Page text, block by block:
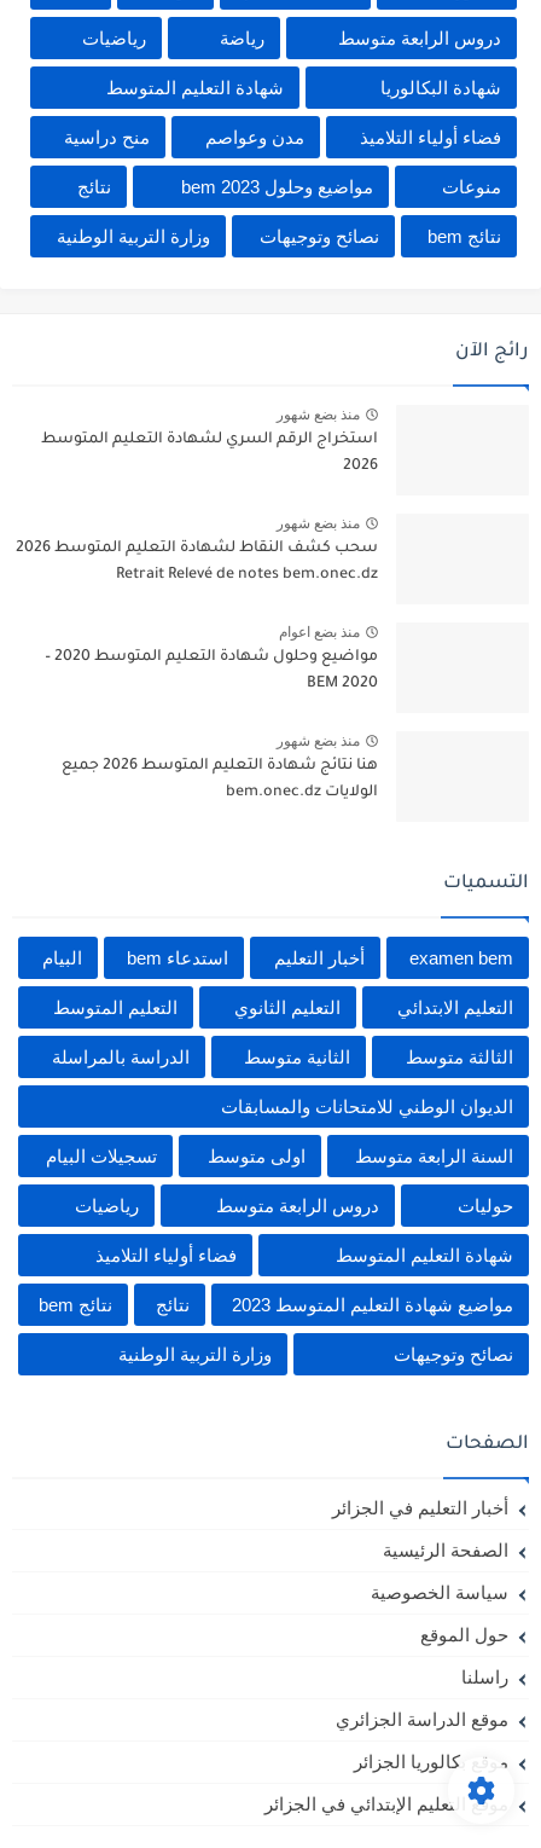
دروس الرابعة متوسط رياضة رياضيات
شهادة البكالوريا شهادة التعليم المتوسط
فضاء أولياء التلاميذ مدن وعواصم منح دراسية
منوعات مواضيع وحلول 2023 bem نتائج
نتائج bem نصائح وتوجيهات وزارة التربية الوطنية
رائج الآن
منذ بضع شهور
استخراج الرقم السري لشهادة التعليم المتوسط
2026
منذ بضع شهور
سحب كشف النقاط لشهادة التعليم المتوسط 2026
Retrait Relevé de notes bem.onec.dz
منذ بضع اعوام
مواضيع وحلول شهادة التعليم المتوسط 2020 –
BEM 2020
منذ بضع شهور
هنا نتائج شهادة التعليم المتوسط 2026 جميع
الولايات bem.onec.dz
التسميات
examen bem أخبار التعليم استدعاء bem البيام
التعليم الابتدائي التعليم الثانوي التعليم المتوسط
الثالثة متوسط الثانية متوسط الدراسة بالمراسلة
الديوان الوطني للامتحانات والمسابقات
السنة الرابعة متوسط اولى متوسط تسجيلات البيام
حوليات دروس الرابعة متوسط رياضيات
شهادة التعليم المتوسط فضاء أولياء التلاميذ
مواضيع شهادة التعليم المتوسط 2023 نتائج نتائج bem
نصائح وتوجيهات وزارة التربية الوطنية
الصفحات
أخبار التعليم في الجزائر
الصفحة الرئيسية
سياسة الخصوصية
حول الموقع
راسلنا
موقع الدراسة الجزائري
موقع بكالوريا الجزائر
موقع التعليم الإبتدائي في الجزائر